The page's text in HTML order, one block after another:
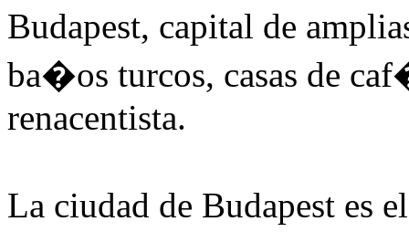
Budapest, capital de
ba�os turcos, casas de
renacentista.
La ciudad de Budapest es